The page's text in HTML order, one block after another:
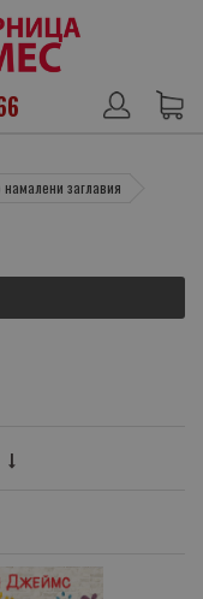
намалени заглавия